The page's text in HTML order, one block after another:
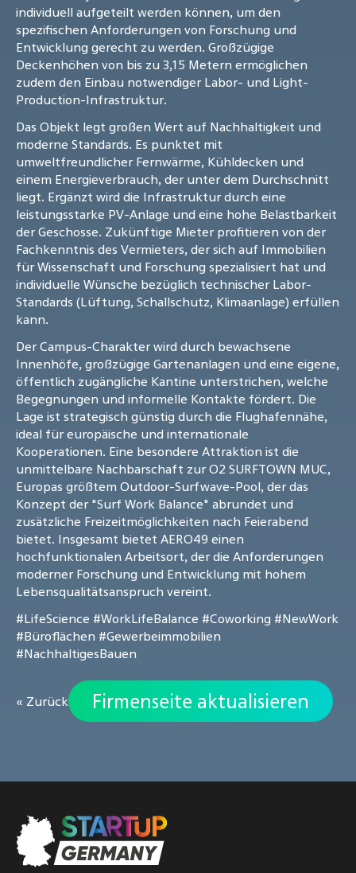
individuell aufgeteilt werden können, um den
spezifischen Anforderungen von Forschung und
Entwicklung gerecht zu werden. Großzügige
Deckenhöhen von bis zu 3,15 Metern ermöglichen
zudem den Einbau notwendiger Labor- und Light-
Production-Infrastruktur.
Das Objekt legt großen Wert auf Nachhaltigkeit und
moderne Standards. Es punktet mit
umweltfreundlicher Fernwärme, Kühldecken und
einem Energieverbrauch, der unter dem Durchschnitt
liegt. Ergänzt wird die Infrastruktur durch eine
leistungsstarke PV-Anlage und eine hohe Belastbarkeit
der Geschosse. Zukünftige Mieter profitieren von der
Fachkenntnis des Vermieters, der sich auf Immobilien
für Wissenschaft und Forschung spezialisiert hat und
individuelle Wünsche bezüglich technischer Labor-
Standards (Lüftung, Schallschutz, Klimaanlage) erfüllen
kann.
Der Campus-Charakter wird durch bewachsene
Innenhöfe, großzügige Gartenanlagen und eine eigene,
öffentlich zugängliche Kantine unterstrichen, welche
Begegnungen und informelle Kontakte fördert. Die
Lage ist strategisch günstig durch die Flughafennähe,
ideal für europäische und internationale
Kooperationen. Eine besondere Attraktion ist die
unmittelbare Nachbarschaft zur O2 SURFTOWN MUC,
Europas größtem Outdoor-Surfwave-Pool, der das
Konzept der "Surf Work Balance" abrundet und
zusätzliche Freizeitmöglichkeiten nach Feierabend
bietet. Insgesamt bietet AERO49 einen
hochfunktionalen Arbeitsort, der die Anforderungen
moderner Forschung und Entwicklung mit hohem
Lebensqualitätsanspruch vereint.
#LifeScience #WorkLifeBalance #Coworking #NewWork
#Büroflächen #Gewerbeimmobilien
#NachhaltigesBauen
« Zurück Firmenseite aktualisieren